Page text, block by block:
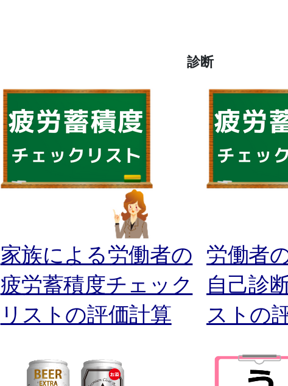
診断
家族による労働者の
疲労蓄積度チェック
リストの評価計算
労働者
自己診
ストの